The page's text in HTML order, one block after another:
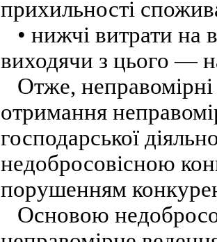
прихильності
• нижчі витрати на
виходячи з цього —
Отже, неправомірні
отримання
господарської
недобросовісною
порушенням
Основою